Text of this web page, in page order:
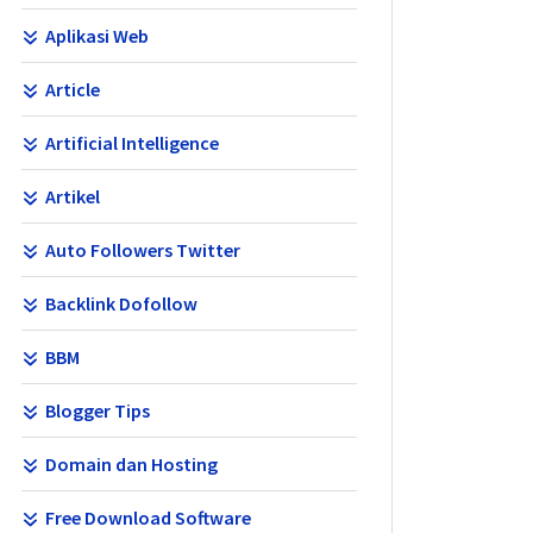
Aplikasi Web
Article
Artificial Intelligence
Artikel
Auto Followers Twitter
Backlink Dofollow
BBM
Blogger Tips
Domain dan Hosting
Free Download Software